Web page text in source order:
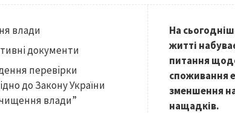
На
житті
питання
споживання
зменшення
нащадків.
влади
документи
перевірки
до Закону України
влади”